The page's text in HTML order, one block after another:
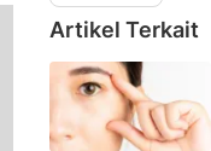
Artikel Terkait